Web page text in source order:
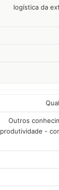
logística da
Outros
produtividade -